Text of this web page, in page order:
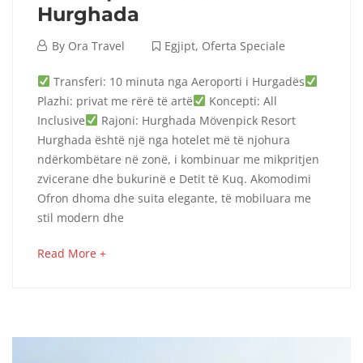
Hurghada
September
2024
By Ora Travel Egjipt, Oferta Speciale
Mövenpick
Resort
–
Hurghada
October
Transferi: 10 minuta nga Aeroporti i Hurgadës
Plazhi: privat me rërë të artë
Koncepti: All
Inclusive
Rajoni: Hurghada Mövenpick Resort
Hurghada është një nga hotelet më të njohura
ndërkombëtare në zonë, i kombinuar me mikpritjen
zvicerane dhe bukurinë e Detit të Kuq. Akomodimi
Ofron dhoma dhe suita elegante, të mobiluara me
stil modern dhe
Read More +about